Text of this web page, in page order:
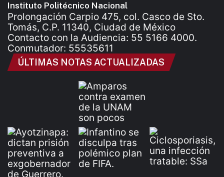
Instituto Politécnico Nacional
Prolongación Carpio 475, col. Casco de Sto.
Tomás, C.P. 11340, Ciudad de México
Contacto con la Audiencia: 55 5166 4000.
Conmutador: 55535611
ÚLTIMAS NOTAS ACTUALIZADAS